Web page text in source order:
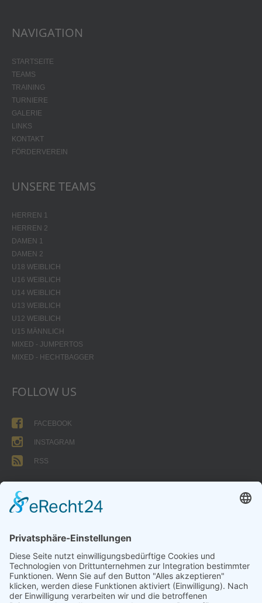
NAVIGATION
STARTSEITE
TEAMS
TRAINING
TURNIERE
GALERIE
LINKS
KONTAKT
FÖRDERVEREIN
UNSERE TEAMS
HERREN 1
HERREN 2
DAMEN 1
DAMEN 2
U18 WEIBLICH
U16 WEIBLICH
U14 WEIBLICH
U13 WEIBLICH
U12 WEIBLICH
U15 MÄNNLICH
MIXED - JUMPERTOS
MIXED - HECHTBAGGER
FOLLOW US
FACEBOOK
INSTAGRAM
RSS
FORMULARE
Abteilungsbeitrag aktive Spieler:
Jugendliche unter 18: 25 EUR
Erwachsene: 50 EUR
UMMELDEANTRAG
ÜBUNGSLEITERZUWENDUNGEN